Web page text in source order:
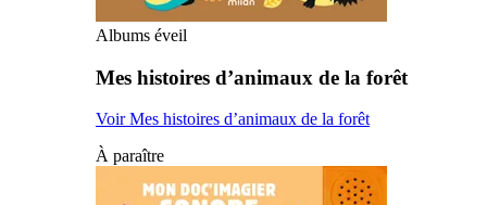
Albums éveil
Mes histoires d’animaux de la forêt
Voir Mes histoires d’animaux de la forêt
À paraître